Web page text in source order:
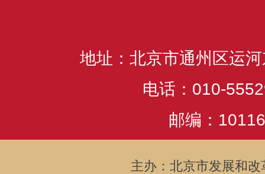
地址：北京市通州区运
电话：010-
邮编：
主办：北京市发展和改